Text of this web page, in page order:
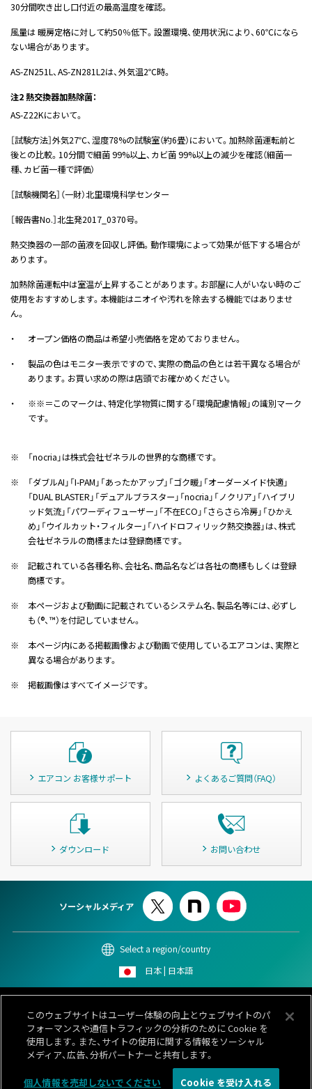
30分間吹き出し口付近の最高温度を確認。
風量は 暖房定格に対して約50％低下。設置環境、使用状況により、60℃になら
ない場合があります。
AS-ZN251L、AS-ZN281L2は、外気温2℃時。
注2 熱交換器加熱除菌：
AS-Z22Kにおいて。
［試験方法］外気27℃、湿度78%の試験室（約6畳）において。加熱除菌運転前と
後との比較。10分間で細菌 99%以上、カビ菌 99%以上の減少を確認（細菌一
種、カビ菌一種で評価）
［試験機関名］（一財）北里環境科学センター
［報告書No.］北生発2017_0370号。
熱交換器の一部の菌液を回収し評価。動作環境によって効果が低下する場合が
あります。
加熱除菌運転中は室温が上昇することがあります。お部屋に人がいない時のご
使用をおすすめします。本機能はニオイや汚れを除去する機能ではありませ
ん。
・
オープン価格の商品は希望小売価格を定めておりません。
・
製品の色はモニター表示ですので、実際の商品の色とは若干異なる場合が
あります。お買い求めの際は店頭でお確かめください。
・
※※＝このマークは、特定化学物質に関する「環境配慮情報」の識別マーク
です。
※
「nocria」は株式会社ゼネラルの世界的な商標です。
※
「ダブルAI」「I-PAM」「あったかアップ」「ゴク暖」「オーダーメイド快適」
「DUAL BLASTER」「デュアルブラスター」「nocria」「ノクリア」「ハイブリ
ッド気流」「パワーディフューザー」「不在ECO」「さらさら冷房」「ひかえ
め」「ウイルカット・フィルター」「ハイドロフィリック熱交換器」は、株式
会社ゼネラルの商標または登録商標です。
※
記載されている各種名称、会社名、商品名などは各社の商標もしくは登録
商標です。
※
本ページおよび動画に記載されているシステム名、製品名等には、必ずし
も（®、™）を付記していません。
※
本ページ内にある掲載画像および動画で使用しているエアコンは、実際と
異なる場合があります。
※
掲載画像はすべてイメージです。
エアコン お客様サポート よくあるご質問（FAQ）
ダウンロード お問い合わせ
ソーシャルメディア
Select a region/country
日本 | 日本語
情報セキュリティポリシー
カスタマーハラスメント対応基本方針
サイトマップ
お問い合わせ
このウェブサイトはユーザー体験の向上とウェブサイトのパ
フォーマンスや通信トラフィックの分析のために Cookie を
使用します。また、サイトの使用に関する情報をソーシャル
メディア、広告、分析パートナーと共有します。
個人情報を売却しないでください Cookie を受け入れる